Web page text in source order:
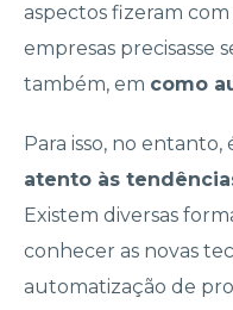
aspectos fizeram
empresas precisasse
também, em como
Para isso, no
atento às
Existem diversas
conhecer as novas
automatização de